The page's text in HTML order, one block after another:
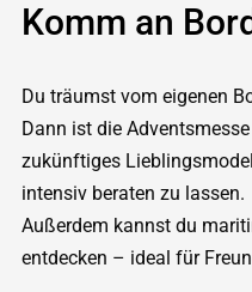
Komm an
Du träumst vom eigenen
Dann ist die
zukünftiges
intensiv beraten zu lassen.
Außerdem kannst du
entdecken – ideal für